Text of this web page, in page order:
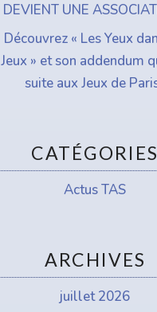
DEVIENT UNE
Découvrez « Les Yeux
Jeux » et son addendum
suite aux Jeux de
CATÉGORIES
Actus TAS
ARCHIVES
juillet 2026